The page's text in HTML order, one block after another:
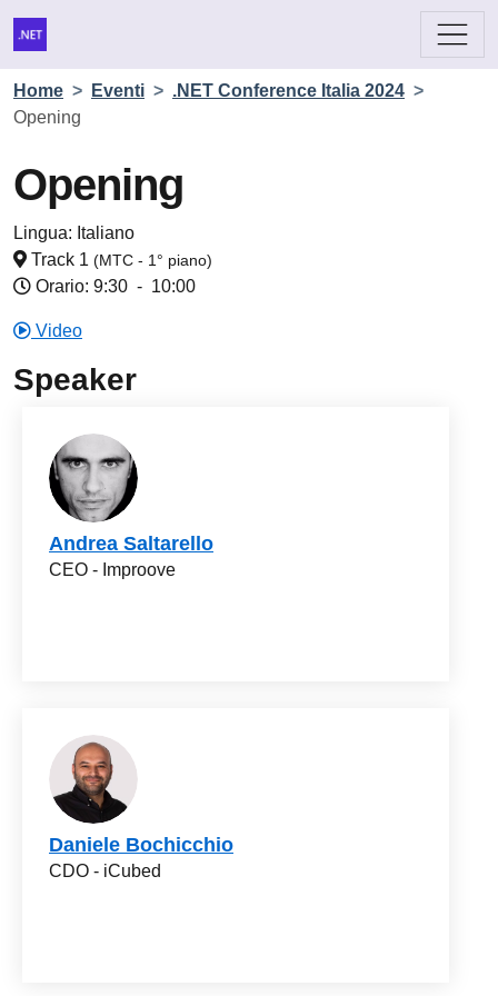
Home > Eventi > .NET Conference Italia 2024 >
Opening
Opening
Lingua: Italiano
Track 1 (MTC - 1° piano)
Orario: 9:30 - 10:00
Video
Speaker
Andrea Saltarello
CEO - Improove
Daniele Bochicchio
CDO - iCubed